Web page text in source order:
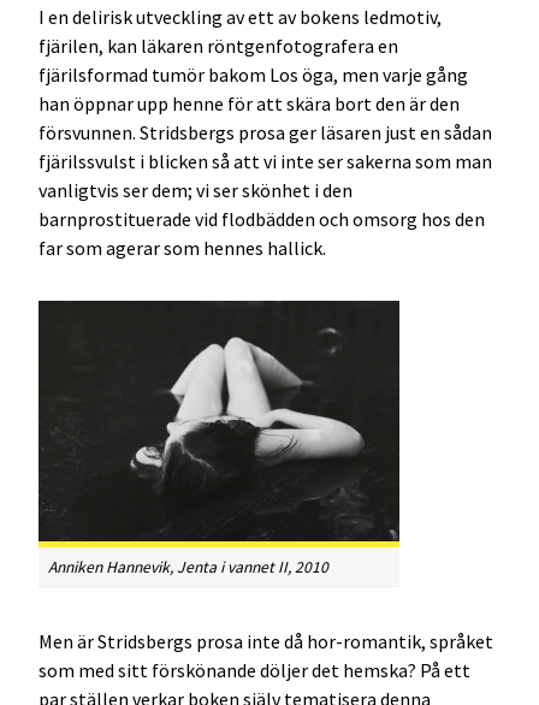
I en delirisk utveckling av ett av bokens ledmotiv,
fjärilen, kan läkaren röntgenfotografera en
fjärilsformad tumör bakom Los öga, men varje gång
han öppnar upp henne för att skära bort den är den
försvunnen. Stridsbergs prosa ger läsaren just en sådan
fjärilssvulst i blicken så att vi inte ser sakerna som man
vanligtvis ser dem; vi ser skönhet i den
barnprostituerade vid flodbädden och omsorg hos den
far som agerar som hennes hallick.
Anniken Hannevik, Jenta i vannet II, 2010
Men är Stridsbergs prosa inte då hor-romantik, språket
som med sitt förskönande döljer det hemska? På ett
par ställen verkar boken själv tematisera denna